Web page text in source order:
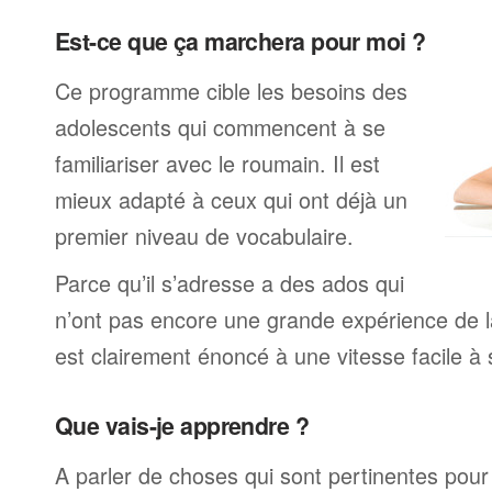
Est-ce que ça marchera pour moi ?
Ce programme cible les besoins des
adolescents qui commencent à se
familiariser avec le roumain. Il est
mieux adapté à ceux qui ont déjà un
premier niveau de vocabulaire.
Parce qu’il s’adresse a des ados qui
n’ont pas encore une grande expérience de
est clairement énoncé à une vitesse facile à
Que vais-je apprendre ?
A parler de choses qui sont pertinentes